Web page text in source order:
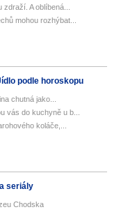
A oblíbená...
mohou rozhýbat...
podle horoskopu
chutná jako...
vás do kuchyně u b...
koláče,...
seriály
Chodska